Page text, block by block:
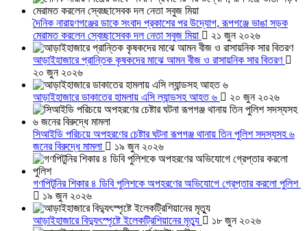
দৈনিক নারায়ণগঞ্জের ডাকে সংবাদ প্রকাশের পর উদ্যোগ, রূপগঞ্জে ভাঙা সড়ক
মেরামত করলেন স্বেচ্ছাসেবক দল নেতা সবুজ মিয়া
২১ জুন ২০২৬
আড়াইহাজারে প্রান্তিক কৃষকদের মাঝে আমন বীজ ও রাসায়নিক সার বিতরণ
২০ জুন ২০২৬
আড়াইহাজারে ডাকাতের হামলায় এসি ল্যান্ডসহ আহত ৬ ২০ জুন ২০২৬
সিআইডি পরিচয়ে অপহরণের চেষ্টার ঘটনা রূপগঞ্জ থানায় তিন পুলিশ সদস্যসহ ৬
জনের বিরুদ্ধে মামলা
১৯ জুন ২০২৬
গণপিটুনির শিকার ৪ ডিবি পুলিশকে অপহরণের অভিযোগে গ্রেপ্তার করলো পুলিশ
১৯ জুন ২০২৬
আড়াইহাজারে বিদ্যুৎস্পৃষ্টে ইলেকট্রিশিয়ানের মৃত্যু ১৮ জুন ২০২৬